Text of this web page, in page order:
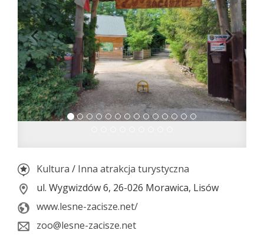
Kultura / Inna atrakcja turystyczna
ul. Wygwizdów 6, 26-026 Morawica, Lisów
www.lesne-zacisze.net/
zoo@lesne-zacisze.net